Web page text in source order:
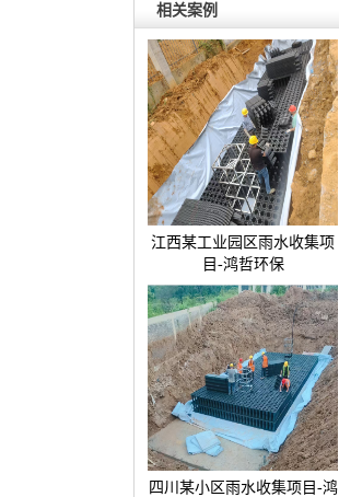
相关案例
江西某工业园区雨水收集项
目-鸿哲环保
四川某小区雨水收集项目-鸿